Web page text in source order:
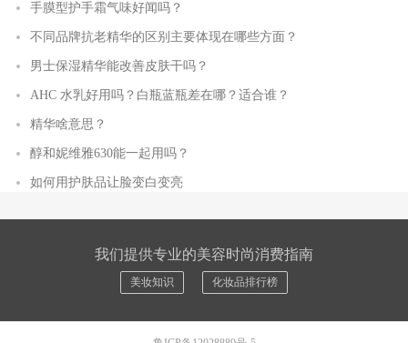
手膜型护手霜气味好闻吗？
不同品牌抗老精华的区别主要体现在哪些方面？
男士保湿精华能改善皮肤干吗？
AHC 水乳好用吗？白瓶蓝瓶差在哪？适合谁？
精华啥意思？
醇和妮维雅630能一起用吗？
如何用护肤品让脸变白变亮
我们提供专业的美容时尚消费指南
美妆知识 化妆品排行榜